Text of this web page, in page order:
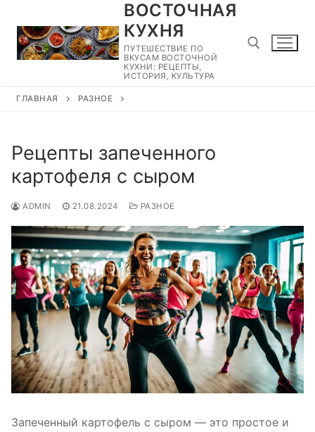
содержимому
ВОСТОЧНАЯ
КУХНЯ
ПУТЕШЕСТВИЕ ПО
ВКУСАМ ВОСТОЧНОЙ
КУХНИ: РЕЦЕПТЫ,
ИСТОРИЯ, КУЛЬТУРА
ГЛАВНАЯ РАЗНОЕ
Рецепты запеченного
картофеля с сыром
ADMIN 21.08.2024 РАЗНОЕ
Запеченный картофель с сыром — это простое и